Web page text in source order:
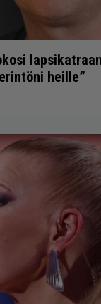
heille”